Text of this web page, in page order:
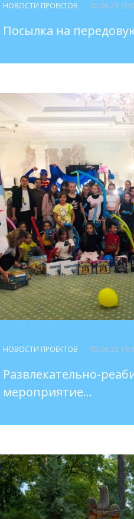
НОВОСТИ ПРОЕКТОВ - 05.06.23
Посылка на
НОВОСТИ ПРОЕКТОВ - 05.06.23
Развлекательно-
мероприятие...